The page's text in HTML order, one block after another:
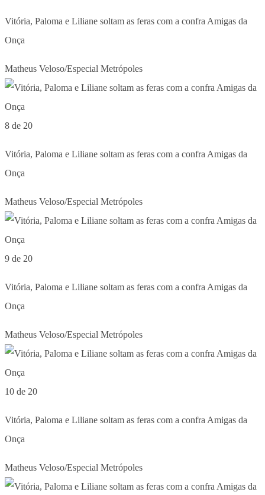
Vitória, Paloma e Liliane soltam as feras com a confra Amigas da
Onça
Matheus Veloso/Especial Metrópoles
8 de 20
Vitória, Paloma e Liliane soltam as feras com a confra Amigas da
Onça
Matheus Veloso/Especial Metrópoles
9 de 20
Vitória, Paloma e Liliane soltam as feras com a confra Amigas da
Onça
Matheus Veloso/Especial Metrópoles
10 de 20
Vitória, Paloma e Liliane soltam as feras com a confra Amigas da
Onça
Matheus Veloso/Especial Metrópoles